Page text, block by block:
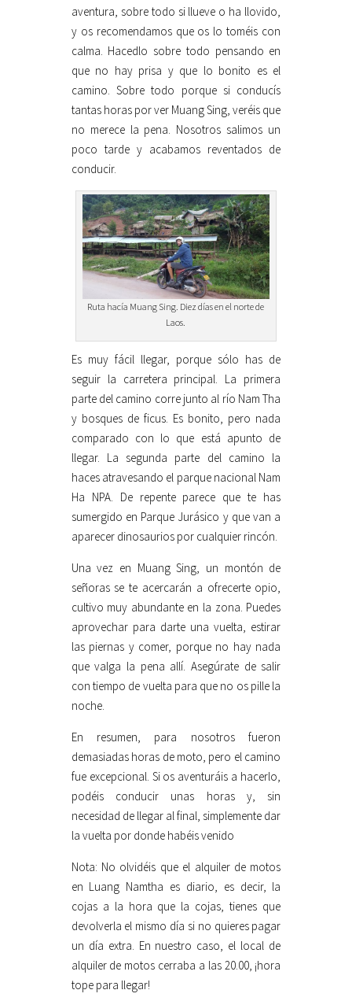
aventura, sobre todo si llueve o ha llovido,
y os recomendamos que os lo toméis con
calma. Hacedlo sobre todo pensando en
que no hay prisa y que lo bonito es el
camino. Sobre todo porque si conducís
tantas horas por ver Muang Sing, veréis que
no merece la pena. Nosotros salimos un
poco tarde y acabamos reventados de
conducir.
Ruta hacía Muang Sing. Diez días en el norte de
Laos.
Es muy fácil llegar, porque sólo has de
seguir la carretera principal. La primera
parte del camino corre junto al río Nam Tha
y bosques de ficus. Es bonito, pero nada
comparado con lo que está apunto de
llegar. La segunda parte del camino la
haces atravesando el parque nacional Nam
Ha NPA. De repente parece que te has
sumergido en Parque Jurásico y que van a
aparecer dinosaurios por cualquier rincón.
Una vez en Muang Sing, un montón de
señoras se te acercarán a ofrecerte opio,
cultivo muy abundante en la zona. Puedes
aprovechar para darte una vuelta, estirar
las piernas y comer, porque no hay nada
que valga la pena allí. Asegúrate de salir
con tiempo de vuelta para que no os pille la
noche.
En resumen, para nosotros fueron
demasiadas horas de moto, pero el camino
fue excepcional. Si os aventuráis a hacerlo,
podéis conducir unas horas y, sin
necesidad de llegar al final, simplemente dar
la vuelta por donde habéis venido
Nota: No olvidéis que el alquiler de motos
en Luang Namtha es diario, es decir, la
cojas a la hora que la cojas, tienes que
devolverla el mismo día si no quieres pagar
un día extra. En nuestro caso, el local de
alquiler de motos cerraba a las 20.00, ¡hora
tope para llegar!